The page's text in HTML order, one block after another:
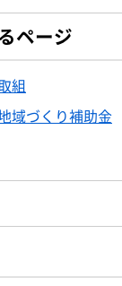
ページ
組
域づくり補助金